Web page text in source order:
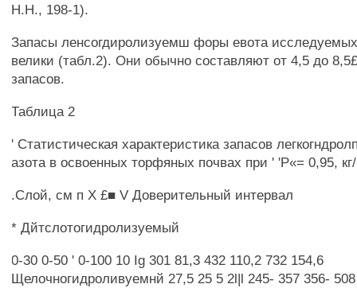
H.H., 198-1).
Запасы ленсогдиролизуемш форы евота
велики (табл.2). Они обычно составляют от 4,5 до
запасов.
Таблица 2
' Статистическая характеристика запасов
азота в освоенных торфяных почвах при ' 'Р«= 0,95, кг/
.Слой, см п X £■ V Доверительный интервал
* Дйтслотогидролизуемый
0-30 0-50 ' 0-100 10 Ig 301 81,3 432 110,2 732 154,6
Щелочногидроливуемнй 27,5 25 5 2l|l 245- 357 356- 508